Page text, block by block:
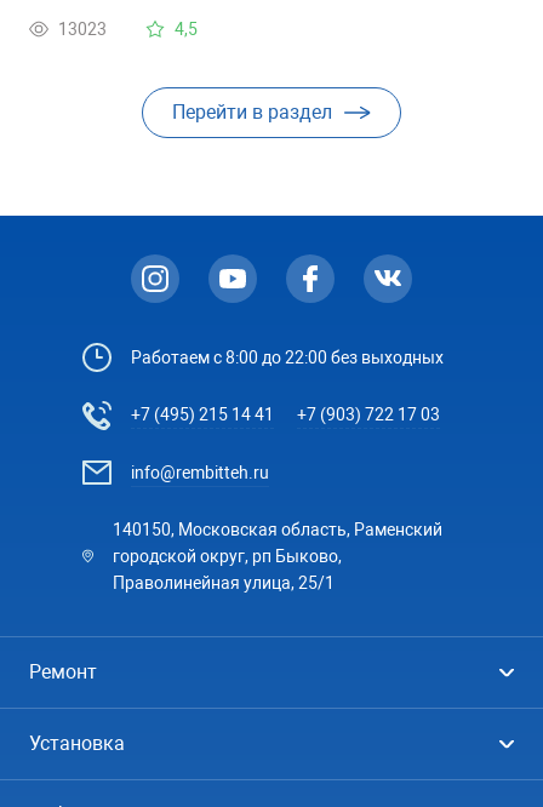
13023 4,5
Перейти в раздел
Работаем с 8:00 до 22:00 без выходных
+7 (495) 215 14 41 +7 (903) 722 17 03
info@rembitteh.ru
140150, Московская область, Раменский
городской округ, рп Быково,
Праволинейная улица, 25/1
Ремонт
Установка